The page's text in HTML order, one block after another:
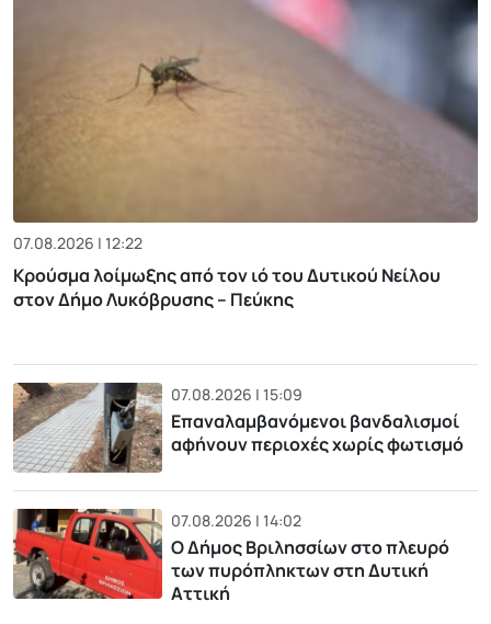
07.08.2026 | 12:22
Κρούσμα λοίμωξης από τον ιό του Δυτικού Νείλου
στον Δήμο Λυκόβρυσης – Πεύκης
07.08.2026 | 15:09
Επαναλαμβανόμενοι βανδαλισμοί
αφήνουν περιοχές χωρίς φωτισμό
07.08.2026 | 14:02
Ο Δήμος Βριλησσίων στο πλευρό
των πυρόπληκτων στη Δυτική
Αττική